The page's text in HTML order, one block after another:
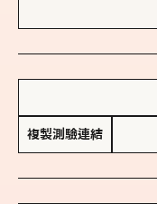
複製測驗連結